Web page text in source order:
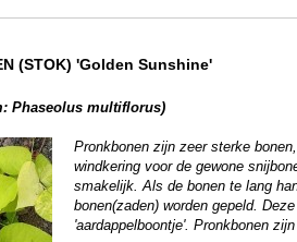
(STOK) 'Golden Sunshine'
Phaseolus multiflorus)
Pronkbonen zijn zeer sterke
windkering voor de gewone
smakelijk. Als de bonen te lang
bonen(zaden) worden gepeld.
'aardappelboontje'. Pronkbonen